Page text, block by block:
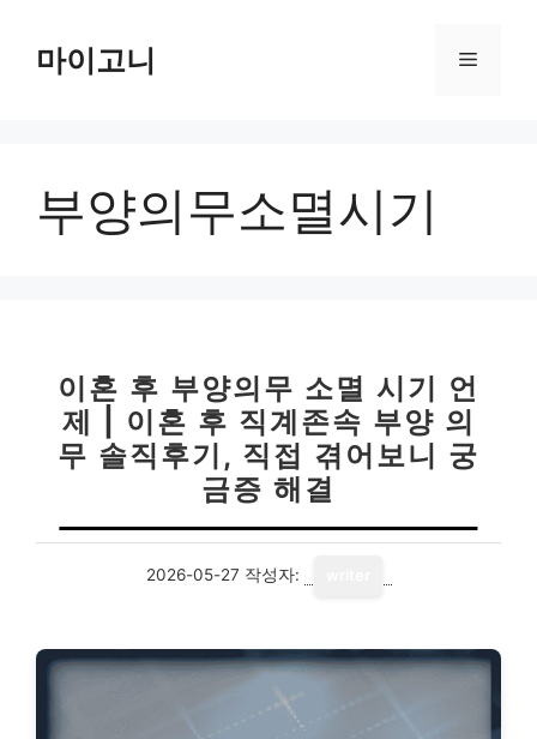
마이고니 메
부양의무소멸시기
이혼 후 부양의무 소멸 시기 언
제 | 이혼 후 직계존속 부양 의
무 솔직후기, 직접 겪어보니 궁
금증 해결
2026-05-27 작성자: